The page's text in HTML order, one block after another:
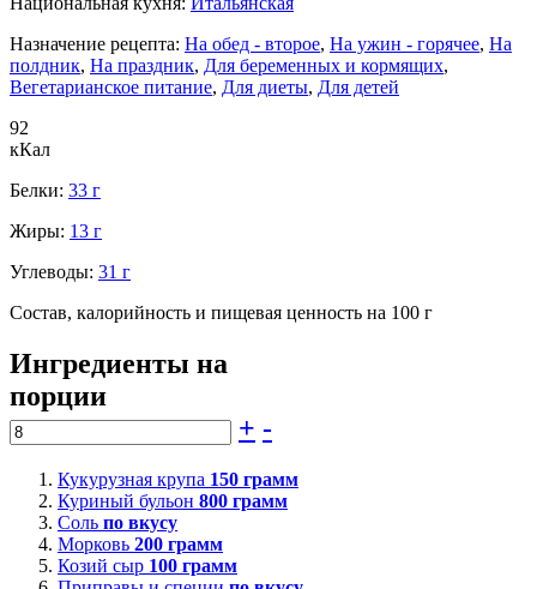
Назначение рецепта: На обед - второе, На ужин - горячее, На
полдник, На праздник, Для беременных и кормящих,
Вегетарианское питание, Для диеты, Для детей
92
кКал
Белки: 33 г
Жиры: 13 г
Углеводы: 31 г
Состав, калорийность и пищевая ценность на 100 г
Ингредиенты на
порции
+ -
Кукурузная крупа 150 грамм
Куриный бульон 800 грамм
Соль по вкусу
Морковь 200 грамм
Козий сыр 100 грамм